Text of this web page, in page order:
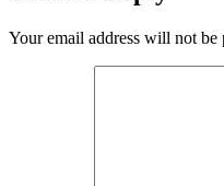
Your email address will not be